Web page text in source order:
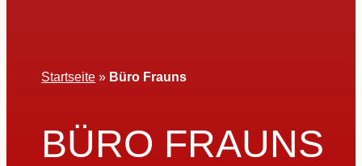
Startseite » Büro Frauns
BÜRO FRAUNS